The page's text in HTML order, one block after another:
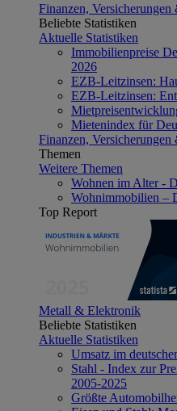
Finanzen,
Beliebte Statistiken
Aktuelle Statistiken
Immobilienpreise
2026
EZB-Leitzinsen:
EZB-Leitzinsen:
Mietenindex für
Finanzen,
Themen
Weitere Themen
Wohnen im Alter -
Wohnimmobilien –
Top Report
Metall & Elektronik
Beliebte Statistiken
Aktuelle Statistiken
Umsatz im
Stahl - Index zur
2005-2025
Größte